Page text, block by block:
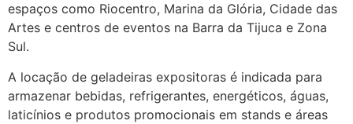
espaços como Riocentro, Marina da Glória, Cidade das
Artes e centros de eventos na Barra da Tijuca e Zona
Sul.
A locação de geladeiras expositoras é indicada para
armazenar bebidas, refrigerantes, energéticos, águas,
laticínios e produtos promocionais em stands e áreas